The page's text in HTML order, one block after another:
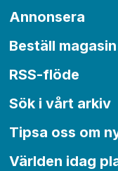
Annonsera
Beställ magasin
RSS-flöde
Sök i vårt arkiv
Tipsa oss om
Världen idag